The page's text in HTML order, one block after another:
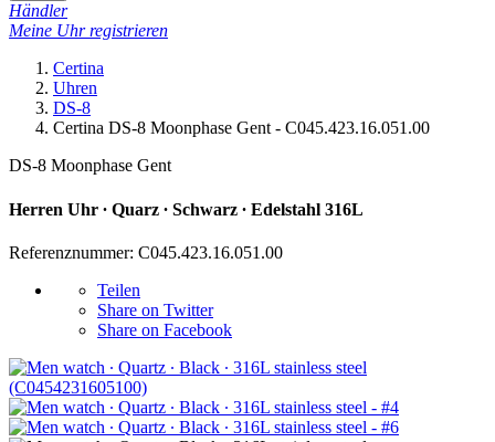
Händler
Meine Uhr registrieren
Certina
Uhren
DS-8
Certina DS-8 Moonphase Gent - C045.423.16.051.00
DS-8 Moonphase Gent
Herren Uhr ∙ Quarz ∙ Schwarz ∙ Edelstahl 316L
Referenznummer: C045.423.16.051.00
Teilen
Share on Twitter
Share on Facebook